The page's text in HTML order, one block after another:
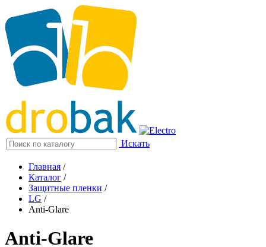
Искать
Главная /
Каталог /
Защитные пленки /
LG /
Anti-Glare
Anti-Glare